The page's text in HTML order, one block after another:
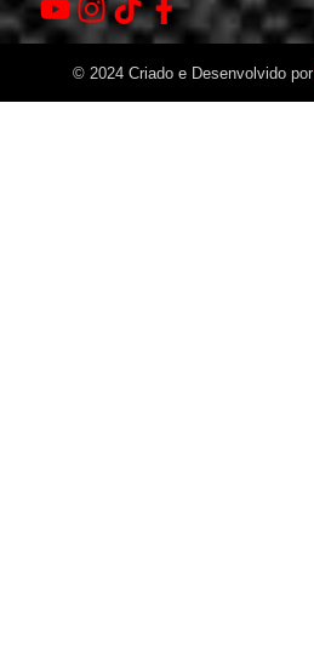
© 2024 Criado e Desenvolvido por